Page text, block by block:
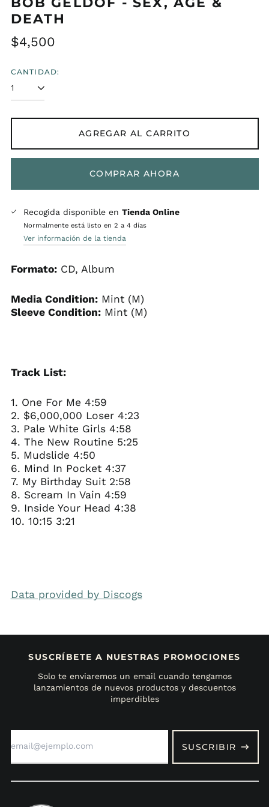
DEATH
Precio
$4,500
CANTIDAD:
AGREGAR AL CARRITO
COMPRAR AHORA
Recogida disponible en Tienda Online
Normalmente está listo en 2 a 4 días
Ver información de la tienda
Formato:CD, Album
Media Condition:Mint (M)
Sleeve Condition:Mint (M)
Track List:
1. One For Me 4:59
2. $6,000,000 Loser 4:23
3. Pale White Girls 4:58
4. The New Routine 5:25
5. Mudslide 4:50
6. Mind In Pocket 4:37
7. My Birthday Suit 2:58
8. Scream In Vain 4:59
9. Inside Your Head 4:38
10. 10:15 3:21
Data provided by Discogs
SUSCRÍBETE A NUESTRAS PROMOCIONES
Solo te enviaremos un email cuando tengamos
lanzamientos de nuevos productos y descuentos
imperdibles
SUSCRIBIR